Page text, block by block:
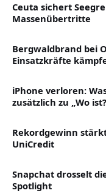
Ceuta sichert
Massenübertritte
Bergwaldbrand bei
Einsatzkräfte
iPhone verloren:
zusätzlich zu „Wo
Rekordgewinn
UniCredit
Snapchat drosselt
Spotlight